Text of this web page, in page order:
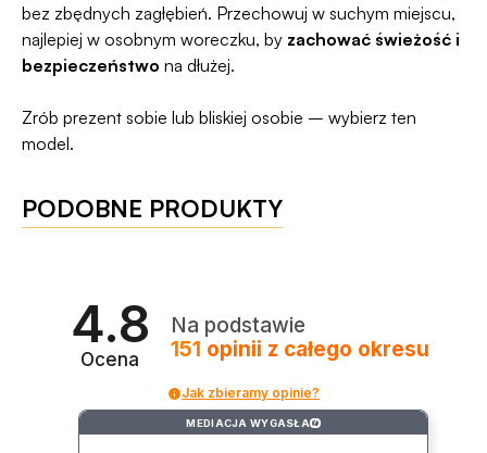
bez zbędnych zagłębień. Przechowuj w suchym miejscu,
najlepiej w osobnym woreczku, by zachować świeżość i
bezpieczeństwo na dłużej.
Zrób prezent sobie lub bliskiej osobie – wybierz ten
model.
PODOBNE PRODUKTY
4.8
Ocena
Na podstawie
151 opinii z całego okresu
Jak zbieramy opinie?
MEDIACJA WYGASŁA ?